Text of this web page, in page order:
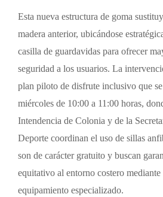
Esta nueva estructura de goma
madera anterior, ubicándose
casilla de guardavidas para ofrecer
seguridad a los usuarios. La
plan piloto de disfrute inclusivo que
miércoles de 10:00 a 11:00 horas,
Intendencia de Colonia y de la
Deporte coordinan el uso de sillas
son de carácter gratuito y buscan
equitativo al entorno costero
equipamiento especializado.